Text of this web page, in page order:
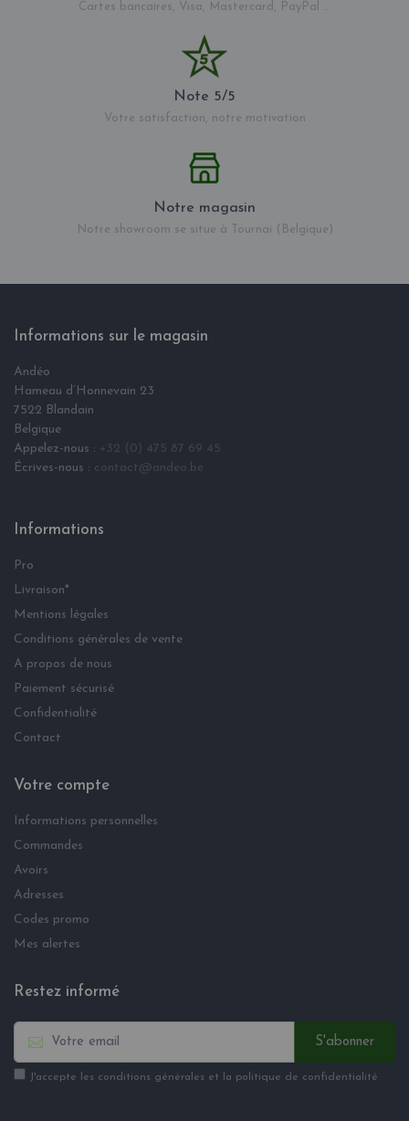
Cartes bancaires, Visa, Mastercard, PayPal ...
Note 5/5
Votre satisfaction, notre motivation
Notre magasin
Notre showroom se situe à Tournai (Belgique)
Informations sur le magasin
Andéo
Hameau d‘Honnevain 23
7522 Blandain
Belgique
Appelez-nous : +32 (0) 475 87 69 45
Écrives-nous : contact@andeo.be
Informations
Pro
Livraison*
Mentions légales
Conditions générales de vente
A propos de nous
Paiement sécurisé
Confidentialité
Contact
Votre compte
Informations personnelles
Commandes
Avoirs
Adresses
Codes promo
Mes alertes
Restez informé
S'abonner
J'accepte les conditions générales et la politique de confidentialité